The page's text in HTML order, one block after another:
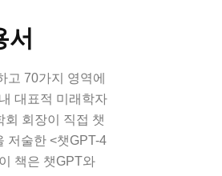
서
고 70가지 영역에
대표적 미래학자
회장이 직접 챗
저술한 <챗GPT-4
책은 챗GPT와